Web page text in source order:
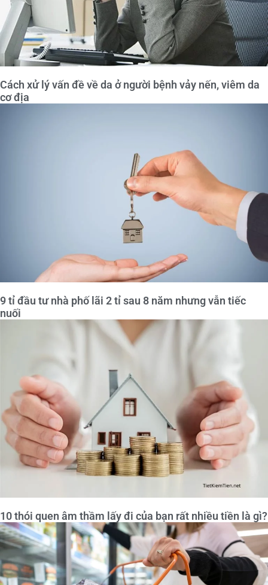
Cách xử lý vấn đề về da ở người bệnh vảy nến, viêm da
cơ địa
9 tỉ đầu tư nhà phố lãi 2 tỉ sau 8 năm nhưng vẫn tiếc
nuối
10 thói quen âm thầm lấy đi của bạn rất nhiều tiền là gì?